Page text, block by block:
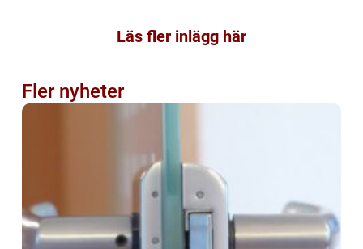
Läs fler inlägg här
Fler nyheter